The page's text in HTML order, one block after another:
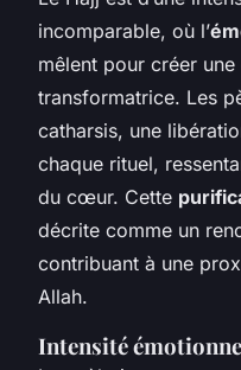
incomparable, où l’
mêlent pour créer
transformatrice. Les
catharsis, une
chaque rituel,
du cœur. Cette
décrite comme un
contribuant à une
Allah.
Intensité